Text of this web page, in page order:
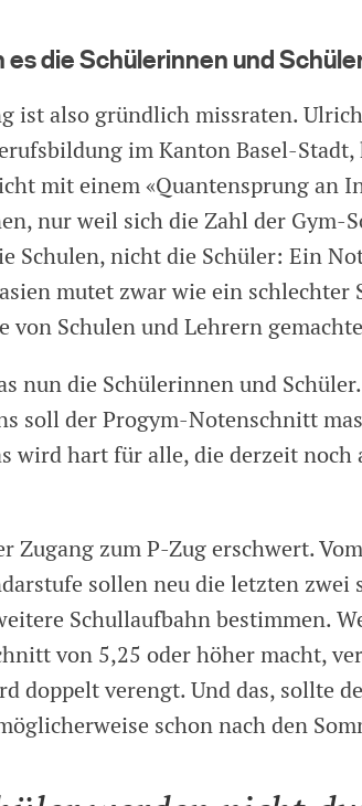
es die Schülerinnen und
ist also gründlich missraten.
im Kanton Basel-
mit einem «Quantensprung an
nur weil sich die Zahl der Gym-
Schulen, nicht die Schüler: Ein
mutet zwar wie ein
von Schulen und Lehrern
nun die Schülerinnen und
soll der Progym-Notenschnitt
wird hart für alle, die derzeit noch
Zugang zum P-Zug erschwert.
sollen neu die letzten zwei
Schullaufbahn bestimmen.
von 5,25 oder höher macht,
doppelt verengt. Und das, sollte
schon nach den